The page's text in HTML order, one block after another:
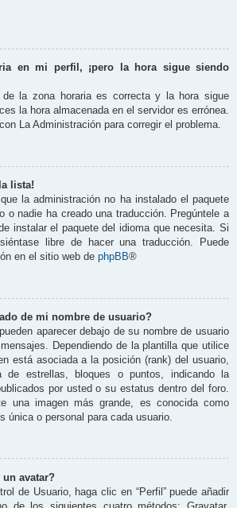
en mi perfil, ¡pero la hora sigue siendo
la zona horaria es correcta y la hora sigue
la hora almacenada en el servidor es errónea.
La Administración para corregir el problema.
lista!
la administración no ha instalado el paquete
o nadie ha creado una traducción. Pregúntele a
instalar el paquete del idioma que necesita. Si
libre de hacer una traducción. Puede
en el sitio web de phpBB®
de mi nombre de usuario?
aparecer debajo de su nombre de usuario
Dependiendo de la plantilla que utilice
está asociada a la posición (rank) del usuario,
de estrellas, bloques o puntos, indicando la
por usted o su estatus dentro del foro.
una imagen más grande, es conocida como
única o personal para cada usuario.
avatar?
de Usuario, haga clic en “Perfil” puede añadir